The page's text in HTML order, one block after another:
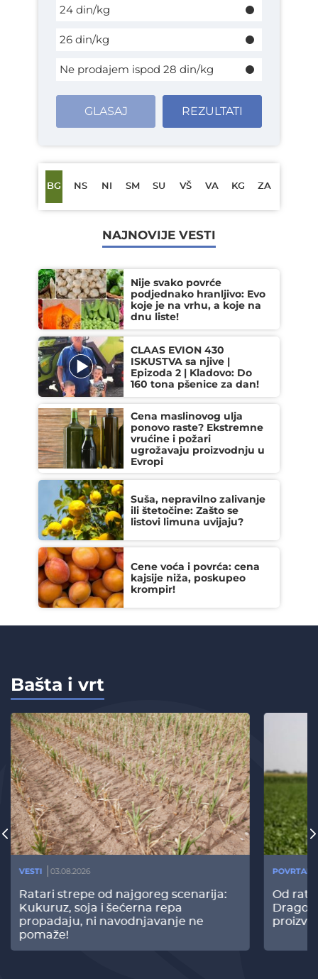
24 din/kg
26 din/kg
Ne prodajem ispod 28 din/kg
GLASAJ REZULTATI
BG NS NI SM SU VŠ VA KG ZA
NAJNOVIJE VESTI
Nije svako povrće
podjednako hranljivo: Evo
koje je na vrhu, a koje na
dnu liste!
CLAAS EVION 430
ISKUSTVA sa njive |
Epizoda 2 | Kladovo: Do
160 tona pšenice za dan!
Cena maslinovog ulja
ponovo raste? Ekstremne
vrućine i požari
ugrožavaju proizvodnju u
Evropi
Suša, nepravilno zalivanje
ili štetočine: Zašto se
listovi limuna uvijaju?
Cene voća i povrća: cena
kajsije niža, poskupeo
krompir!
Bašta i vrt
VESTI 03.08.2026
Ratari strepe od najgoreg scenarija:
Kukuruz, soja i šećerna repa
propadaju, ni navodnjavanje ne
pomaže!
Od